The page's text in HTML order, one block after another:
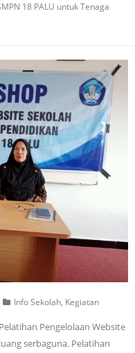
18 PALU untuk Tenaga
Info Sekolah, Kegiatan
Pengelolaan Website
serbaguna. Pelatihan